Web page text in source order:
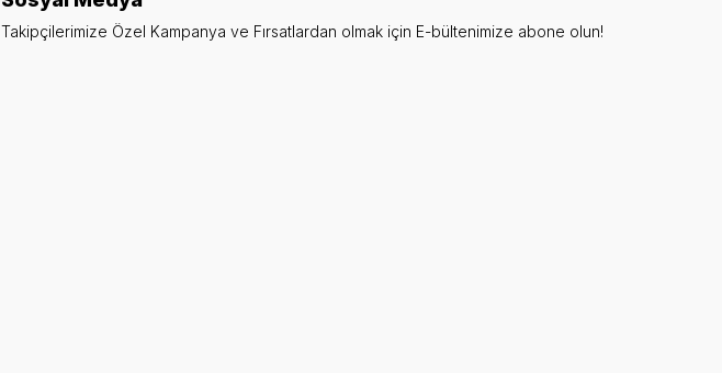
Takipçilerimize Özel Kampanya ve Fırsatlardan olmak için E-bültenimize abone olun!